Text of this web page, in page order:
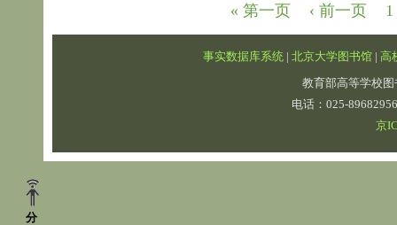
分
« 第一页 ‹ 前一页 1
事实数据库系统| 北京大学图书馆| 高
教育部高等学校
电话：025-
京